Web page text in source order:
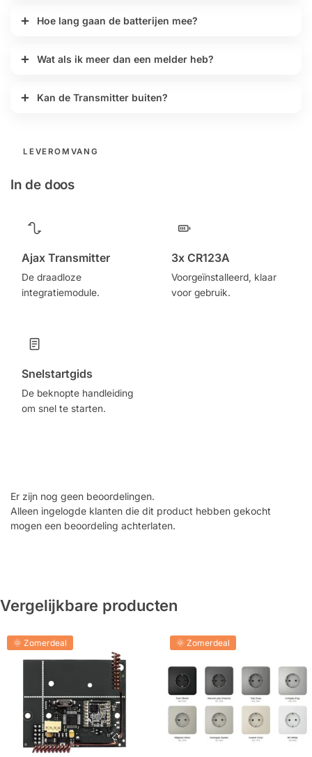
Hoe lang gaan de batterijen mee?
Wat als ik meer dan een melder heb?
Kan de Transmitter buiten?
LEVEROMVANG
In de doos
Ajax Transmitter
De draadloze
integratiemodule.
3x CR123A
Voorgeïnstalleerd, klaar
voor gebruik.
Snelstartgids
De beknopte handleiding
om snel te starten.
Er zijn nog geen beoordelingen.
Alleen ingelogde klanten die dit product hebben gekocht
mogen een beoordeling achterlaten.
Vergelijkbare producten
🌞 Zomerdeal 🌞 Zomerdeal